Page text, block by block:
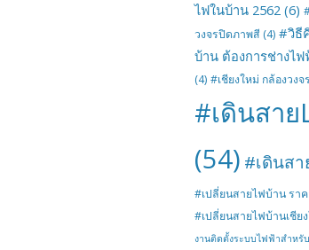
ไฟในบ้าน 2562 (6)
วงจรปิดภาพสี (4) #วิธี
บ้าน ต้องการช่างไฟ
(4) #เชียงใหม่ กล้องวง
#เดินสา
(54) #เดินส
#เปลี่ยนสายไฟบ้าน รา
#เปลี่ยนสายไฟบ้านเชีย
งานติดตั้งระบบไฟฟ้าสำหรั